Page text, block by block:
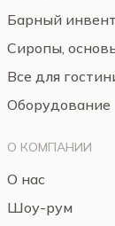
Барный
Сиропы,
Все для
Оборудование
О КОМПАНИИ
О нас
Шоу-рум